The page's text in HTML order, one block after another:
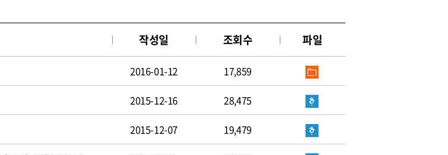
작성일 조회수 파일
2016-01-12 17,859
2015-12-16 28,475
2015-12-07 19,479